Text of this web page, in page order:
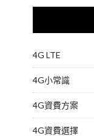
4G LTE
4G小常識
4G資費方案
4G資費選擇